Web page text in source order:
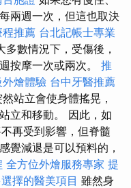
兩週一次，但這也取決
程推薦 台北記帳士專業
多數情況下，受傷後，
按摩一次或兩次。 推
燴體驗 台中牙醫推薦
站立會使身體搖晃，
立和移動。 因此，如
再受到影響，但脊髓
覺減退是可以預料的，
全方位外燴服務專家 提
擇的醫美項目 雖然身